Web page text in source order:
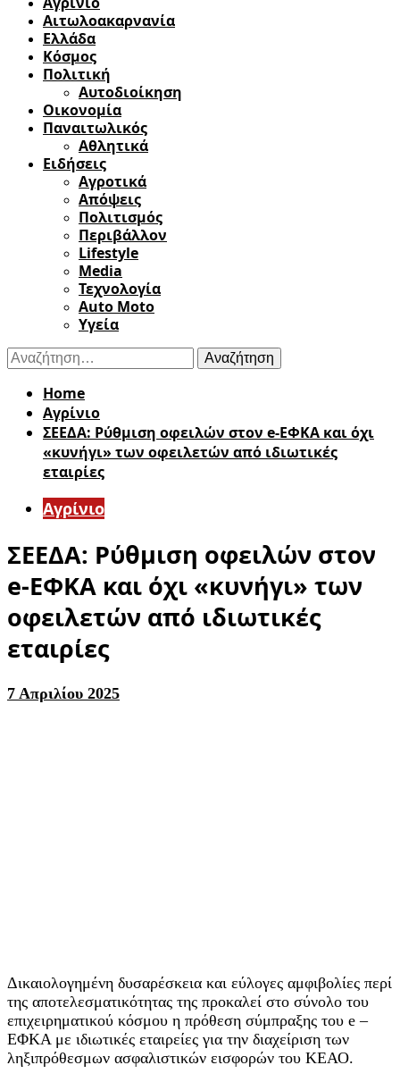
Αιτωλοακαρνανία
Ελλάδα
Κόσμος
Πολιτική
Αυτοδιοίκηση
Οικονομία
Παναιτωλικός
Αθλητικά
Ειδήσεις
Αγροτικά
Απόψεις
Πολιτισμός
Περιβάλλον
Lifestyle
Media
Τεχνολογία
Auto Moto
Υγεία
Αναζήτηση
για:
Home
Aγρίνιο
ΣΕΕΔΑ: Ρύθμιση οφειλών στον e-ΕΦΚΑ και όχι
«κυνήγι» των οφειλετών από ιδιωτικές
εταιρίες
Aγρίνιο
ΣΕΕΔΑ: Ρύθμιση οφειλών στον
e-ΕΦΚΑ και όχι «κυνήγι» των
οφειλετών από ιδιωτικές
εταιρίες
7 Απριλίου 2025
Δικαιολογημένη δυσαρέσκεια και εύλογες αμφιβολίες περί
της αποτελεσματικότητας της προκαλεί στο σύνολο του
επιχειρηματικού κόσμου η πρόθεση σύμπραξης του e –
ΕΦΚΑ με ιδιωτικές εταιρείες για την διαχείριση των
ληξιπρόθεσμων ασφαλιστικών εισφορών του ΚΕΑΟ.